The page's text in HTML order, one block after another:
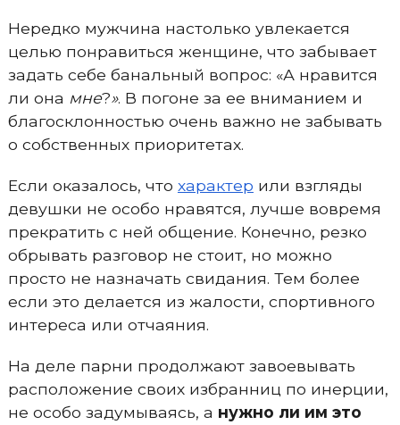
Нередко мужчина настолько увлекается
целью понравиться женщине, что забывает
задать себе банальный вопрос: «А нравится
ли она мне?». В погоне за ее вниманием и
благосклонностью очень важно не забывать
о собственных приоритетах.
Если оказалось, что характер или взгляды
девушки не особо нравятся, лучше вовремя
прекратить с ней общение. Конечно, резко
обрывать разговор не стоит, но можно
просто не назначать свидания. Тем более
если это делается из жалости, спортивного
интереса или отчаяния.
На деле парни продолжают завоевывать
расположение своих избранниц по инерции,
не особо задумываясь, а нужно ли им это